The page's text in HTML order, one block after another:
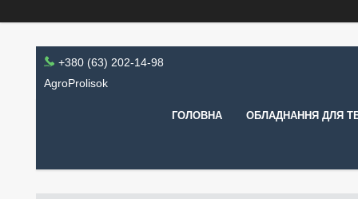
+380 (63) 202-14-98
AgroProlisok
ГОЛОВНА ОБЛАДНАННЯ ДЛЯ